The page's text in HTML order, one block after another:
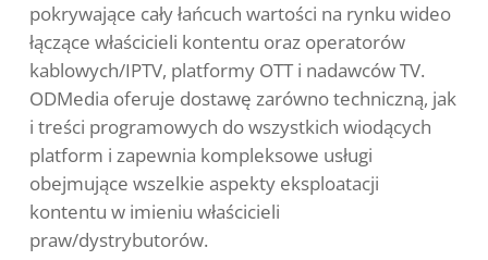
pokrywające cały łańcuch wartości na rynku wideo
łączące właścicieli kontentu oraz operatorów
kablowych/IPTV, platformy OTT i nadawców TV.
ODMedia oferuje dostawę zarówno techniczną, jak
i treści programowych do wszystkich wiodących
platform i zapewnia kompleksowe usługi
obejmujące wszelkie aspekty eksploatacji
kontentu w imieniu właścicieli
praw/dystrybutorów.